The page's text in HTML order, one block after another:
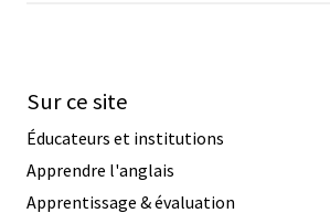
Sur ce site
Éducateurs et institutions
Apprendre l'anglais
Apprentissage & évaluation